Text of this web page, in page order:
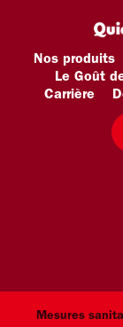
Nos produits
Le Goût
Carrière
Mesures